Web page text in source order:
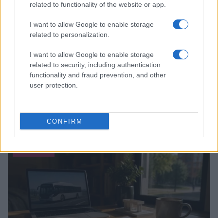
related to functionality of the website or app.
I want to allow Google to enable storage
related to personalization.
I want to allow Google to enable storage
related to security, including authentication
functionality and fraud prevention, and other
user protection.
CONFIRM
strumenti gratis
Matteo Pellegrino · 3 Ago 2026
TEEN NEWS